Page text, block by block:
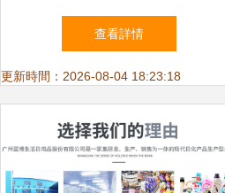
開展知識產權專項執法，嚴查
日用百貨領域侵權假冒行為
查看詳情
更新時間：2026-08-04 18:23:18